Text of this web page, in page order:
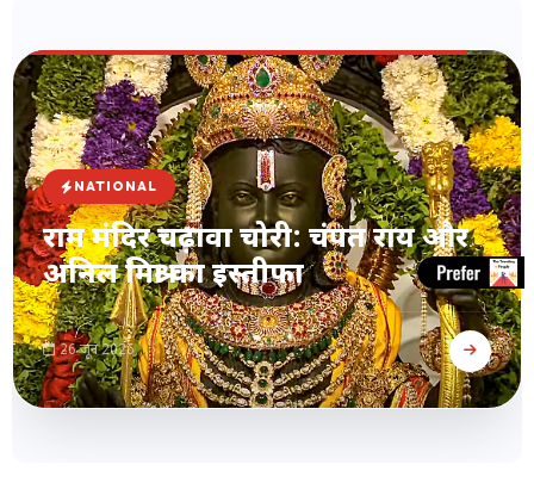
NATIONAL
राम मंदिर चढ़ावा चोरी: चंपत राय और
अनिल मिश्रा का इस्तीफा
26 जून 2026